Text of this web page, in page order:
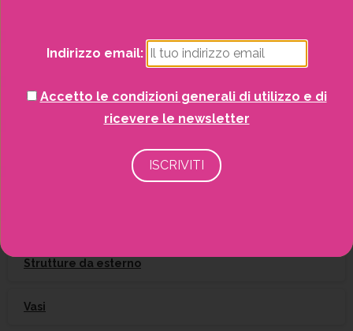
Natale
Piante
Strutture da esterno
Vasi
Indirizzo email:
Accetto le condizioni generali di utilizzo e di
ricevere le newsletter